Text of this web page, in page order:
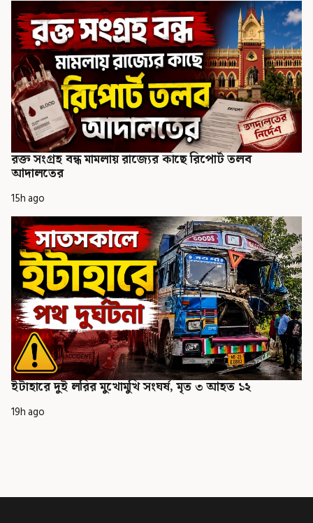
রক্ত সংগ্রহ বন্ধ মামলায় রাজ্যের কাছে রিপোর্ট তলব
আদালতের
15h ago
ইটাহারে দুই লরির মুখোমুখি সংঘর্ষ, মৃত ৩ আহত ১২
19h ago